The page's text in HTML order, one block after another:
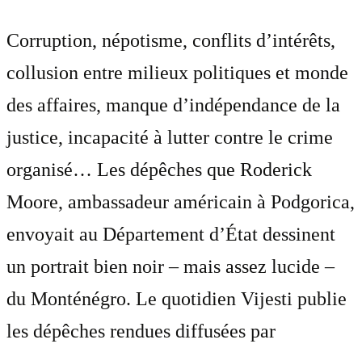
Corruption, népotisme, conflits d’intérêts,
collusion entre milieux politiques et monde
des affaires, manque d’indépendance de la
justice, incapacité à lutter contre le crime
organisé… Les dépêches que Roderick
Moore, ambassadeur américain à Podgorica,
envoyait au Département d’État dessinent
un portrait bien noir – mais assez lucide –
du Monténégro. Le quotidien Vijesti publie
les dépêches rendues diffusées par